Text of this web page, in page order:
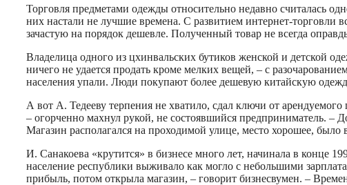
Торговля предметами одежды относительно недавно считалась
них настали не лучшие времена. С развитием интернет-торговли
зачастую на порядок дешевле. Полученный товар не всегда
Владелица одного из цхинвальских бутиков женской и детской
ничего не удается продать кроме мелких вещей, – с
населения упали. Люди покупают более дешевую китайскую
А вот А. Тедееву терпения не хватило, сдал ключи от
– огорченно махнул рукой, не состоявшийся предприниматель. –
Магазин располагался на проходимой улице, место хорошее,
И. Санакоева «крутится» в бизнесе много лет, начинала в конце
население республики выживало как могло с небольшими
прибыль, потом открыла магазин, – говорит бизнесвумен. –